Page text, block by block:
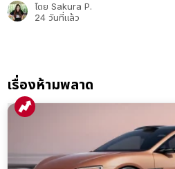
โดย Sakura P.
24 วันที่แล้ว
เรื่องห้ามพลาด